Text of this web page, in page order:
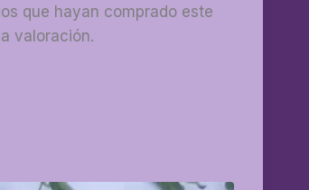
que hayan comprado este
valoración.